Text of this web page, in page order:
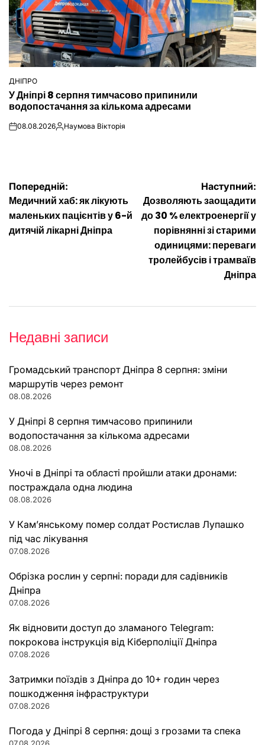
ОПУБЛІКУВАТИ
У
ДНІПРО
У Дніпрі 8 серпня тимчасово припинили
водопостачання за кількома адресами
on08.08.2026Опубліковано
Наумова Вікторія
Навігація
записів
Попередній:
Медичний хаб: як лікують
маленьких пацієнтів у 6-й
дитячій лікарні Дніпра
Наступний:
Дозволяють заощадити
до 30 % електроенергії у
порівнянні зі старими
одиницями: переваги
тролейбусів і трамваїв
Дніпра
Недавні записи
Громадський транспорт Дніпра 8 серпня: зміни
маршрутів через ремонт
08.08.2026
У Дніпрі 8 серпня тимчасово припинили
водопостачання за кількома адресами
08.08.2026
Уночі в Дніпрі та області пройшли атаки дронами:
постраждала одна людина
08.08.2026
У Кам’янському помер солдат Ростислав Лупашко
під час лікування
07.08.2026
Обрізка рослин у серпні: поради для садівників
Дніпра
07.08.2026
Як відновити доступ до зламаного Telegram:
покрокова інструкція від Кіберполіції Дніпра
07.08.2026
Затримки поїздів з Дніпра до 10+ годин через
пошкодження інфраструктури
07.08.2026
Погода у Дніпрі 8 серпня: дощі з грозами та спека